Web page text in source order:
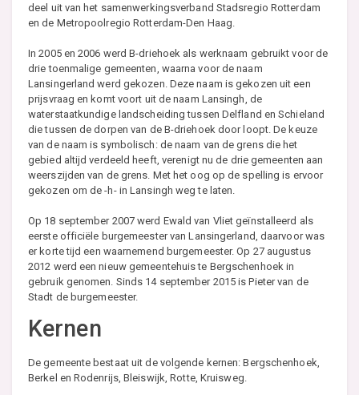
deel uit van het samenwerkingsverband Stadsregio Rotterdam
en de Metropoolregio Rotterdam-Den Haag.
In 2005 en 2006 werd B-driehoek als werknaam gebruikt voor de
drie toenmalige gemeenten, waarna voor de naam
Lansingerland werd gekozen. Deze naam is gekozen uit een
prijsvraag en komt voort uit de naam Lansingh, de
waterstaatkundige landscheiding tussen Delfland en Schieland
die tussen de dorpen van de B-driehoek door loopt. De keuze
van de naam is symbolisch: de naam van de grens die het
gebied altijd verdeeld heeft, verenigt nu de drie gemeenten aan
weerszijden van de grens. Met het oog op de spelling is ervoor
gekozen om de -h- in Lansingh weg te laten.
Op 18 september 2007 werd Ewald van Vliet geïnstalleerd als
eerste officiële burgemeester van Lansingerland, daarvoor was
er korte tijd een waarnemend burgemeester. Op 27 augustus
2012 werd een nieuw gemeentehuis te Bergschenhoek in
gebruik genomen. Sinds 14 september 2015 is Pieter van de
Stadt de burgemeester.
Kernen
De gemeente bestaat uit de volgende kernen: Bergschenhoek,
Berkel en Rodenrijs, Bleiswijk, Rotte, Kruisweg.